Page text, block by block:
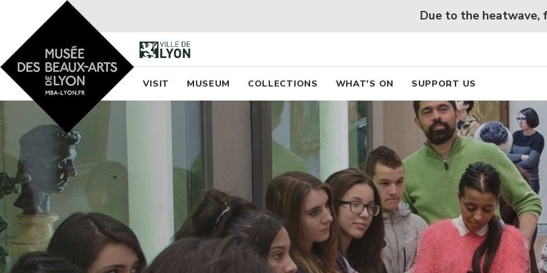
Skip
Accueil - Site musée des beaux arts de Lyon
Due to the heatwave, free access
Menu principal
VISIT MUSEUM COLLECTIONS WHAT'S ON SUPPORT US